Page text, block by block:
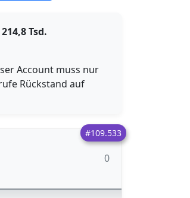
214,8 Tsd.
Account muss nur
Rückstand auf
#109.533
0